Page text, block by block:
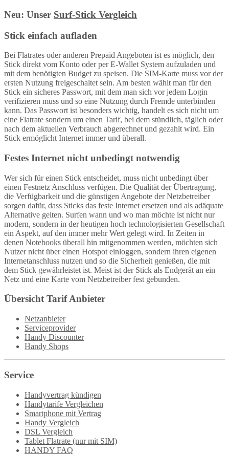
Neu: Unser Surf-Stick Vergleich
Stick einfach aufladen
Bei Flatrates oder anderen Prepaid Angeboten ist es möglich, den
Stick direkt vom Konto oder per E-Wallet System aufzuladen und
mit dem benötigten Budget zu speisen. Die SIM-Karte muss vor der
ersten Nutzung freigeschaltet sein. Am besten wählt man für den
Stick ein sicheres Passwort, mit dem man sich vor jedem Login
verifizieren muss und so eine Nutzung durch Fremde unterbinden
kann. Das Passwort ist besonders wichtig, handelt es sich nicht um
eine Flatrate sondern um einen Tarif, bei dem stündlich, täglich oder
nach dem aktuellen Verbrauch abgerechnet und gezahlt wird. Ein
Stick ermöglicht Internet immer und überall.
Festes Internet nicht unbedingt notwendig
Wer sich für einen Stick entscheidet, muss nicht unbedingt über
einen Festnetz Anschluss verfügen. Die Qualität der Übertragung,
die Verfügbarkeit und die günstigen Angebote der Netzbetreiber
sorgen dafür, dass Sticks das feste Internet ersetzen und als adäquate
Alternative gelten. Surfen wann und wo man möchte ist nicht nur
modern, sondern in der heutigen hoch technologisierten Gesellschaft
ein Aspekt, auf den immer mehr Wert gelegt wird. In Zeiten in
denen Notebooks überall hin mitgenommen werden, möchten sich
Nutzer nicht über einen Hotspot einloggen, sondern ihren eigenen
Internetanschluss nutzen und so die Sicherheit genießen, die mit
dem Stick gewährleistet ist. Meist ist der Stick als Endgerät an ein
Netz und eine Karte vom Netzbetreiber fest gebunden.
Übersicht Tarif Anbieter
Netzanbieter
Serviceprovider
Handy Discounter
Handy Shops
Service
Handyvertrag kündigen
Handytarife Vergleichen
Smartphone mit Vertrag
Handy Vergleich
DSL Vergleich
Tablet Flatrate (nur mit SIM)
HANDY FAQ